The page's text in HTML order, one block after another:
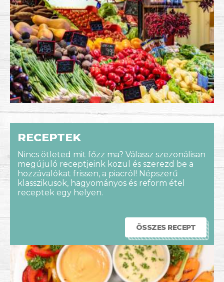
RECEPTEK
Nincs ötleted mit főzz ma? Válassz szezonálisan
megújuló receptjeink közül és szerezd be a
hozzávalókat frissen, a piacról! Népszerű
klasszikusok, hagyományos és reform étel
receptek egy helyen.
ÖSSZES RECEPT